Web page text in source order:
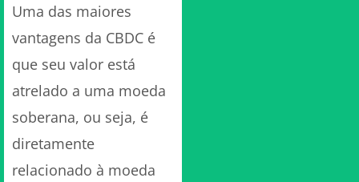
Uma das maiores
vantagens da CBDC é
que seu valor está
atrelado a uma moeda
soberana, ou seja, é
diretamente
relacionado à moeda